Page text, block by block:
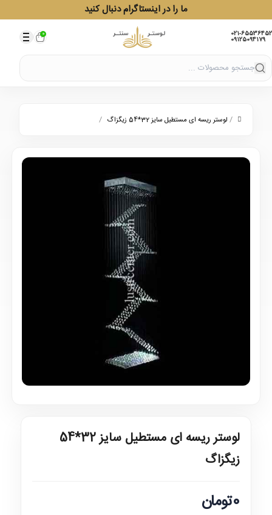
ما را در اینستاگرام دنبال کنید
021-65536452
09125094179
0
/ لوستر ریسه ای مستطیل سایز 32*54 زیگزاگ /
لوستر ریسه ای مستطیل سایز 32*54
زیگزاگ
0تومان